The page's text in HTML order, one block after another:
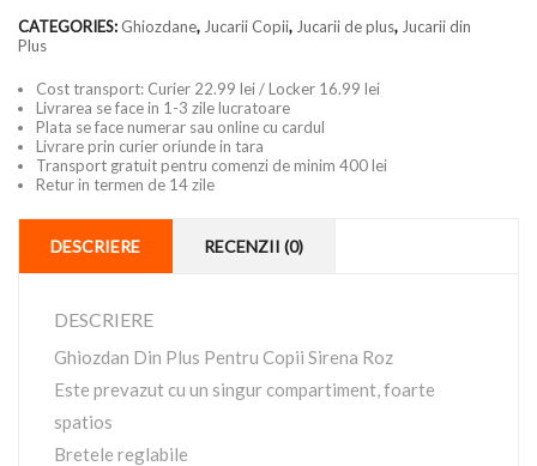
CATEGORIES: Ghiozdane, Jucarii Copii, Jucarii de plus, Jucarii din
Plus
Cost transport: Curier 22.99 lei / Locker 16.99 lei
Livrarea se face in 1-3 zile lucratoare
Plata se face numerar sau online cu cardul
Livrare prin curier oriunde in tara
Transport gratuit pentru comenzi de minim 400 lei
Retur in termen de 14 zile
DESCRIERE RECENZII (0)
DESCRIERE
Ghiozdan Din Plus Pentru Copii Sirena Roz
Este prevazut cu un singur compartiment, foarte
spatios
Bretele reglabile